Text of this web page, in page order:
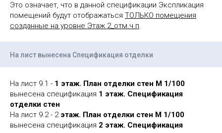
Это означает, что в данной спецификации Экспликация
помещений будут отображаться ТОЛЬКО помещения
созданные на уровне Этаж 2_отм.ч.п.
На лист вынесена Спецификация отделки
На лист 9.1 - 1 этаж. План отделки стен М 1/100
вынесена спецификация 1 этаж. Спецификация
отделки стен
На лист 9.2 - 2этаж. План отделки стен М 1/100
вынесена спецификация 2 этаж. Спецификация